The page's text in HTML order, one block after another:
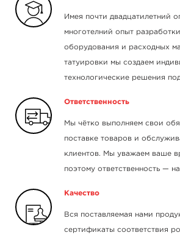
Имея почти двадцатилетний
многотелний опыт
оборудования и расходных
татуировки мы создаем
технологические решения
Ответственность
Мы чётко выполняем свои
поставке товаров и
клиентов. Мы уважаем ваше
поэтому ответственность —
Качество
Вся поставляемая нами
сертификаты соответствия